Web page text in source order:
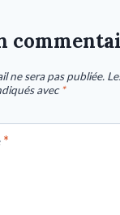
ne sera pas publiée.
avec*
*